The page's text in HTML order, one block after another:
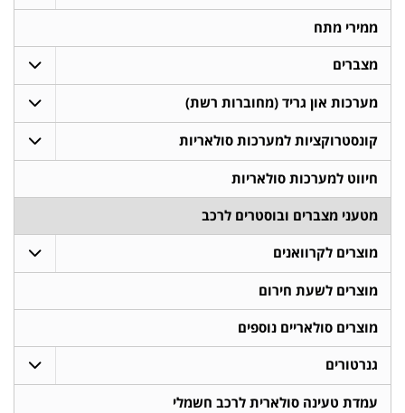
ממירי מתח
מצברים
מערכות און גריד (מחוברות רשת)
קונסטרוקציות למערכות סולאריות
חיווט למערכות סולאריות
מטעני מצברים ובוסטרים לרכב
מוצרים לקרוואנים
מוצרים לשעת חירום
מוצרים סולאריים נוספים
גנרטורים
עמדת טעינה סולארית לרכב חשמלי